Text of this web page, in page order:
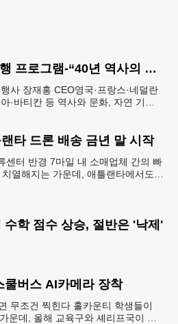
■ 화제의 여행 프로그램-“40년 역사의 신뢰… 서유럽 8개국 13일 대장정”
사 장재홍 CEO영국·프랑스·네덜란
아·바티칸 등 역사와 문화, 자연 기
타 드론 배송 금년 말 시작
센터 반경 7마일 내 소매업체 간의 빠
열해지는 가운데, 애틀랜타에서도
수학 점수 상승, 절반은 '낙제'
쿨버스 AI카메라 장착
무조건 찍힌다 홀카운티 학생들이
운데, 올해 교육구와 셰리프국이 학